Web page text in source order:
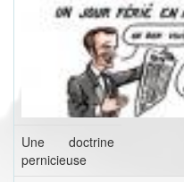
Une doctrine
pernicieuse